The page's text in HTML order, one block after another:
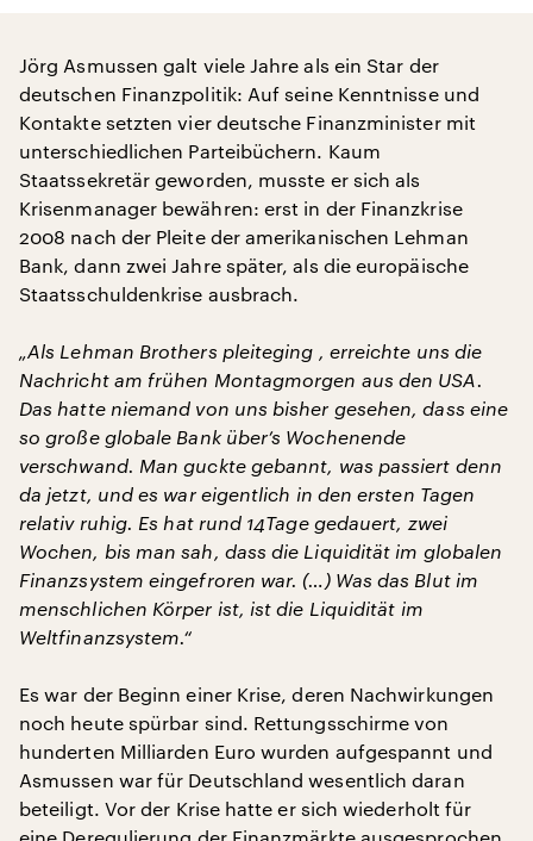
Jörg Asmussen galt viele Jahre als ein Star der
deutschen Finanzpolitik: Auf seine Kenntnisse und
Kontakte setzten vier deutsche Finanzminister mit
unterschiedlichen Parteibüchern. Kaum
Staatssekretär geworden, musste er sich als
Krisenmanager bewähren: erst in der Finanzkrise
2008 nach der Pleite der amerikanischen Lehman
Bank, dann zwei Jahre später, als die europäische
Staatsschuldenkrise ausbrach.
„Als Lehman Brothers pleiteging , erreichte uns die
Nachricht am frühen Montagmorgen aus den USA.
Das hatte niemand von uns bisher gesehen, dass eine
so große globale Bank über’s Wochenende
verschwand. Man guckte gebannt, was passiert denn
da jetzt, und es war eigentlich in den ersten Tagen
relativ ruhig. Es hat rund 14Tage gedauert, zwei
Wochen, bis man sah, dass die Liquidität im globalen
Finanzsystem eingefroren war. (…) Was das Blut im
menschlichen Körper ist, ist die Liquidität im
Weltfinanzsystem.“
Es war der Beginn einer Krise, deren Nachwirkungen
noch heute spürbar sind. Rettungsschirme von
hunderten Milliarden Euro wurden aufgespannt und
Asmussen war für Deutschland wesentlich daran
beteiligt. Vor der Krise hatte er sich wiederholt für